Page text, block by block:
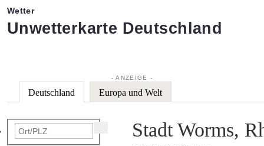
Wetter
:
Unwetterkarte Deutschland
Deutschland Europa und Welt
Stadt Worms,